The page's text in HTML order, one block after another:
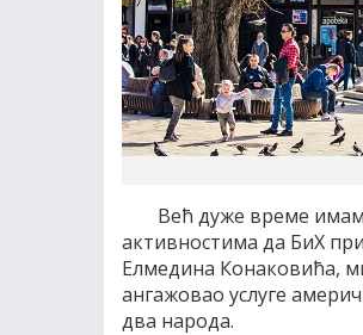
Већ дуже време
активностима да БиХ
Елмедина Конаковића,
ангажовао услуге
два народа.